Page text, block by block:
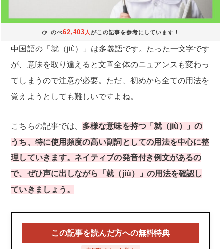
のべ62,403 人 がこの記事を参考にしています！
中国語の「就（jiù）」は多義語です。たった一文字です
が、意味を取り違えると文章全体のニュアンスも変わっ
てしまうので注意が必要。ただ、初めから全ての用法を
覚えようとしても難しいですよね。
こちらの記事では、 多様な意味を持つ「就（jiù）」の
うち、特に使用頻度の高い副詞としての用法を中心に整
理していきます。ネイティブの発音付き例文があるの
で、ぜひ声に出しながら「就（jiù）」の用法を確認し
ていきましょう。
この記事を読んだ方への無料特典